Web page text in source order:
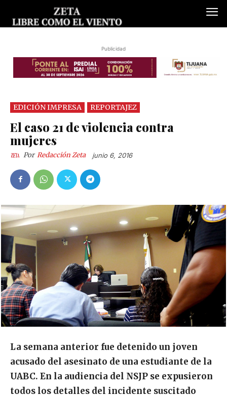
Publicidad
EDICIÓN IMPRESA REPORTAJEZ
El caso 21 de violencia contra
mujeres
Por Redacción Zeta junio 6, 2016
La semana anterior fue detenido un joven
acusado del asesinato de una estudiante de la
UABC. En la audiencia del NSJP se expusieron
todos los detalles del incidente suscitado